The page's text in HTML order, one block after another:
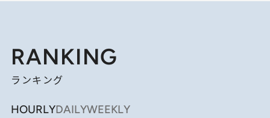
RANKING
ランキング
HOURLYDAILYWEEKLY